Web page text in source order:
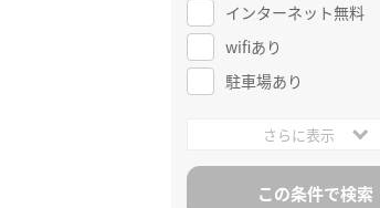
インターネット無料
wifiあり
駐車場あり
さらに表示